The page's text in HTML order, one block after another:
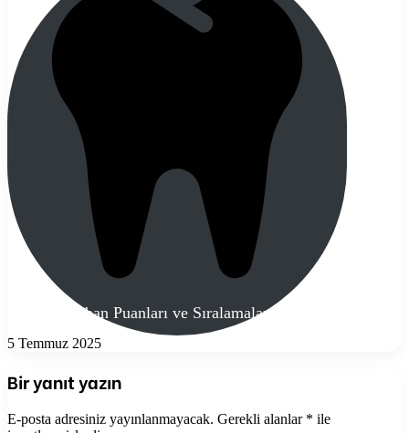
DUS Taban Puanları ve Sıralamaları 2025/1
5 Temmuz 2025
Bir yanıt yazın
E-posta adresiniz yayınlanmayacak. Gerekli alanlar * ile